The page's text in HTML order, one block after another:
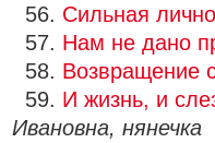
56. Сильная
57. Нам не дано
58. Возвращение
59. И жизнь, и
Ивановна, нянечка